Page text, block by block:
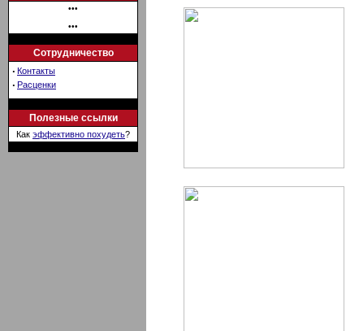
•••
•••
Сотрудничество
· Контакты
· Расценки
Полезные ссылки
Как эффективно похудеть?